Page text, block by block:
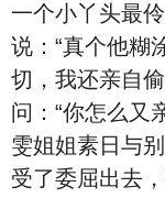
一个小丫头最
说：“真个他糊
切，我还亲自
问：“你怎么又
雯姐姐素日与
受了委屈出去